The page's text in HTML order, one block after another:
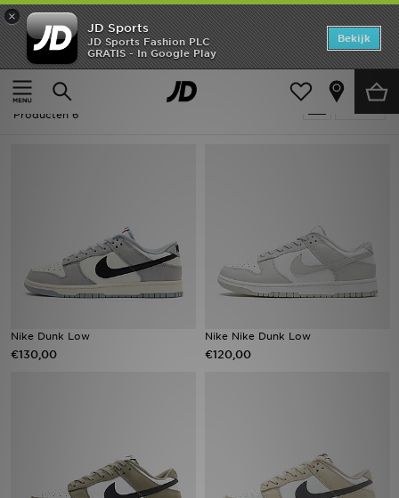
×
JD Sports
JD Sports Fashion PLC
GRATIS - In Google Play
Bekijk
Thuis
Heren
Heren - Nike Dunk
Producten 6
Nike Dunk Low
€130,00
Nike Nike Dunk Low
€120,00
Home
Offers
New In
Collecties
Sports
Bestelling traceren